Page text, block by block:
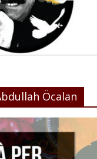
Öcalan